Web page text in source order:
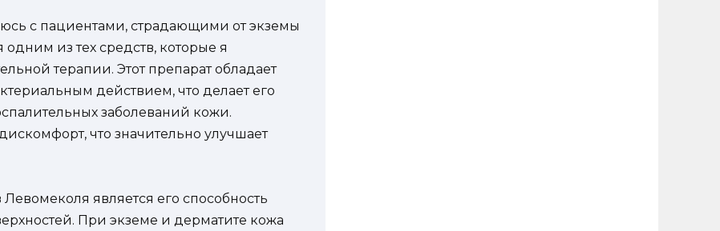
с пациентами, страдающими от экземы
из тех средств, которые я
терапии. Этот препарат обладает
действием, что делает его
заболеваний кожи.
что значительно улучшает
является его способность
При экземе и дерматите кожа